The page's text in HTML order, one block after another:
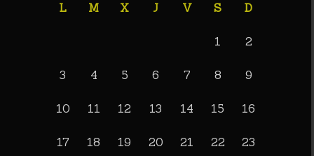
L M X J V S D
1 2
3 4 5 6 7 8 9
10 11 12 13 14 15 16
17 18 19 20 21 22 23